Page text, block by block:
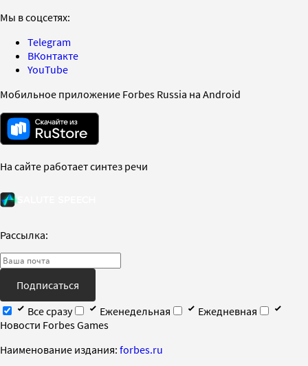
Мы в соцсетях:
Telegram
ВКонтакте
YouTube
Мобильное приложение Forbes Russia на Android
На сайте работает синтез речи
Рассылка:
Подписаться
Все сразу
Еженедельная
Ежедневная
Новости Forbes Games
Наименование издания: forbes.ru